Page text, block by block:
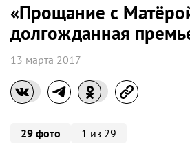
«Прощание с
долгожданная
13 марта 2017
29 фото 1 из 29